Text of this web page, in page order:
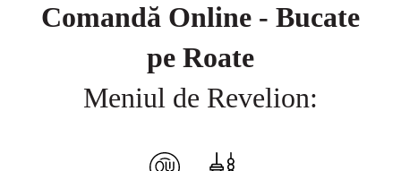
Comandă Online - Bucate
pe Roate
Meniul de Revelion: